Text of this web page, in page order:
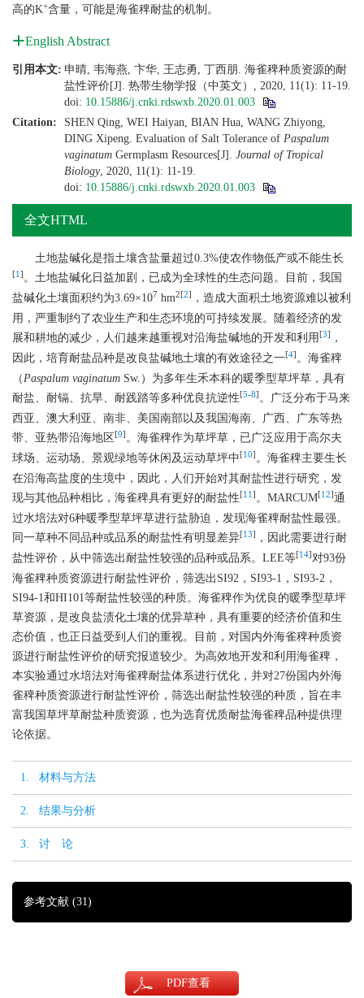
高的K+含量，可能是海雀稗耐盐的机制。
English Abstract
引用本文: 申晴, 韦海燕, 卞华, 王志勇, 丁西朋. 海雀稗种质资源的耐
盐性评价[J]. 热带生物学报（中英文）, 2020, 11(1): 11-19.
doi: 10.15886/j.cnki.rdswxb.2020.01.003
Citation:
SHEN Qing, WEI Haiyan, BIAN Hua, WANG Zhiyong,
DING Xipeng. Evaluation of Salt Tolerance of Paspalum
vaginatum Germplasm Resources[J]. Journal of Tropical
Biology, 2020, 11(1): 11-19.
doi: 10.15886/j.cnki.rdswxb.2020.01.003
全文HTML
土地盐碱化是指土壤含盐量超过0.3%使农作物低产或不能生长
[1 ] 。土地盐碱化日益加剧，已成为全球性的生态问题。目前，我国
盐碱化土壤面积约为3.69×107 hm2[2]
，造成大面积土地资源难以被利
用，严重制约了农业生产和生态环境的可持续发展。随着经济的发
展和耕地的减少，人们越来越重视对沿海盐碱地的开发和利用 [3]
，
因此，培育耐盐品种是改良盐碱地土壤的有效途径之一[4] 。海雀稗
（Paspalum vaginatum Sw.）为多年生禾本科的暖季型草坪草，具有
耐盐、耐镉、抗旱、耐践踏等多种优良抗逆性[5-8] 。广泛分布于马来
西亚、澳大利亚、南非、美国南部以及我国海南、广西、广东等热
带、亚热带沿海地区 [9] 。海雀稗作为草坪草，已广泛应用于高尔夫
球场、运动场、景观绿地等休闲及运动草坪中 [10] 。海雀稗主要生长
在沿海高盐度的生境中，因此，人们开始对其耐盐性进行研究，发
现与其他品种相比，海雀稗具有更好的耐盐性[11 ] 。MARCUM[12]通
过水培法对6种暖季型草坪草进行盐胁迫，发现海雀稗耐盐性最强。
同一草种不同品种或品系的耐盐性有明显差异[13]
，因此需要进行耐
盐性评价，从中筛选出耐盐性较强的品种或品系。LEE等[14]对93份
海雀稗种质资源进行耐盐性评价，筛选出SI92，SI93-1，SI93-2，
SI94-1和HI101等耐盐性较强的种质。海雀稗作为优良的暖季型草坪
草资源，是改良盐渍化土壤的优异草种，具有重要的经济价值和生
态价值，也正日益受到人们的重视。目前，对国内外海雀稗种质资
源进行耐盐性评价的研究报道较少。为高效地开发和利用海雀稗，
本实验通过水培法对海雀稗耐盐体系进行优化，并对27份国内外海
雀稗种质资源进行耐盐性评价，筛选出耐盐性较强的种质，旨在丰
富我国草坪草耐盐种质资源，也为选育优质耐盐海雀稗品种提供理
论依据。
1. 材料与方法
2. 结果与分析
3. 讨 论
参考文献 (31)
PDF查看